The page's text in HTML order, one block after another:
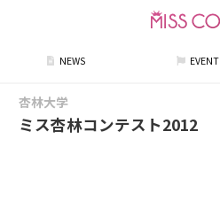
NEWS EVENT
杏林大学
ミス杏林コンテスト2012